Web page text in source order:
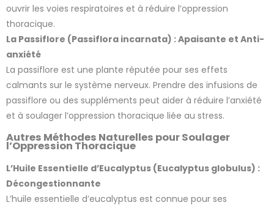
ouvrir les voies respiratoires et à réduire l’oppression
thoracique.
La Passiflore (Passiflora incarnata) : Apaisante et Anti-
anxiété
La passiflore est une plante réputée pour ses effets
calmants sur le système nerveux. Prendre des infusions de
passiflore ou des suppléments peut aider à réduire l’anxiété
et à soulager l’oppression thoracique liée au stress.
Autres Méthodes Naturelles pour Soulager
l’Oppression Thoracique
L’Huile Essentielle d’Eucalyptus (Eucalyptus globulus) :
Décongestionnante
L’huile essentielle d’eucalyptus est connue pour ses
10 avis